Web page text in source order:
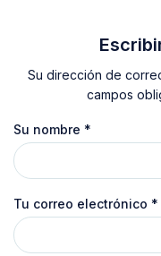
Su dirección de
campos
Su nombre *
Tu correo electrónico *